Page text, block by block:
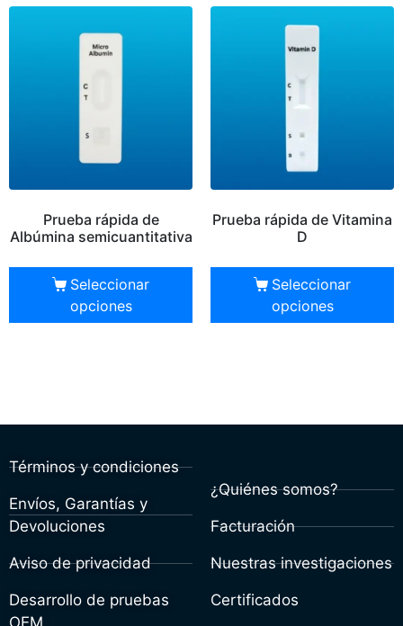
Prueba rápida de
Albúmina semicuantitativa
Seleccionar
opciones
Prueba rápida de Vitamina
D
Seleccionar
opciones
Términos y condiciones
Envíos, Garantías y
Devoluciones
Aviso de privacidad
Desarrollo de pruebas
OEM
¿Quiénes somos?
Facturación
Nuestras investigaciones
Certificados